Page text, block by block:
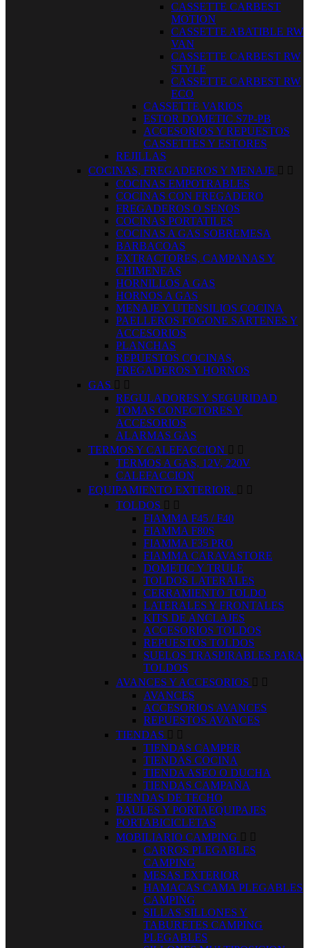
CASSETTE CARBEST
MOTION
CASSETTE ABATIBLE RW
VAN
CASSETTE CARBEST RW
STYLE
CASSETTE CARBEST RW
ECO
CASSETTE VARIOS
ESTOR DOMETIC S7P-PB
ACCESORIOS Y REPUESTOS
CASSETTES Y ESTORES
REJILLAS
COCINAS, FREGADEROS Y MENAJE  
COCINAS EMPOTRABLES
COCINAS CON FREGADERO
FREGADEROS O SENOS
COCINAS PORTATILES
COCINAS A GAS SOBREMESA
BARBACOAS
EXTRACTORES, CAMPANAS Y
CHIMENEAS
HORNILLOS A GAS
HORNOS A GAS
MENAJE Y UTENSILIOS COCINA
PAELLEROS FOGONE SARTENES Y
ACCESORIOS
PLANCHAS
REPUESTOS COCINAS,
FREGADEROS Y HORNOS
GAS  
REGULADORES Y SEGURIDAD
TOMAS CONECTORES Y
ACCESORIOS
ALARMAS GAS
TERMOS Y CALEFACCION  
TERMOS A GAS, 12V, 220V
CALEFACCION
EQUIPAMIENTO EXTERIOR.  
TOLDOS  
FIAMMA F45 / F40
FIAMMA F80S
FIAMMA F35 PRO
FIAMMA CARAVASTORE
DOMETIC Y TRULE
TOLDOS LATERALES
CERRAMIENTO TOLDO
LATERALES Y FRONTALES
KITS DE ANCLAJES
ACCESORIOS TOLDOS
REPUESTOS TOLDOS
SUELOS TRASPIRABLES PARA
TOLDOS
AVANCES Y ACCESORIOS  
AVANCES
ACCESORIOS AVANCES
REPUESTOS AVANCES
TIENDAS  
TIENDAS CAMPER
TIENDAS COCINA
TIENDA ASEO O DUCHA
TIENDAS CAMPAÑA
TIENDAS DE TECHO
BAULES Y PORTAEQUIPAJES
PORTABICICLETAS
MOBILIARIO CAMPING  
CARROS PLEGABLES
CAMPING
MESAS EXTERIOR
HAMACAS CAMA PLEGABLES
CAMPING
SILLAS SILLONES Y
TABURETES CAMPING
PLEGABLES